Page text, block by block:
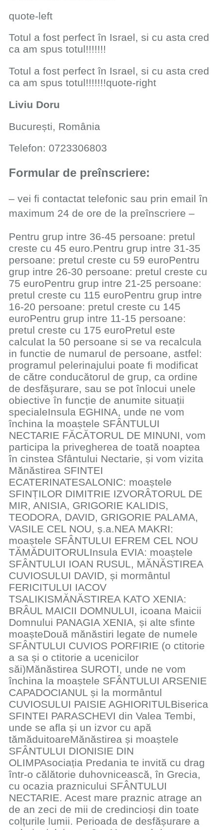
quote-left
​Totul a fost perfect în Israel, si cu asta cred
ca am spus totul!!!!!!!
Totul a fost perfect în Israel, si cu asta cred
ca am spus totul!!!!!!!quote-right
​Liviu Doru
​București, România
​Telefon: 0723306803
​Formular de preînscriere:
– vei fi contactat telefonic sau prin email în
maximum 24 de ore de la preînscriere –
Pentru grup intre 36-45 persoane: pretul
creste cu 45 euro.Pentru grup intre 31-35
persoane: pretul creste cu 59 euroPentru
grup intre 26-30 persoane: pretul creste cu
75 euroPentru grup intre 21-25 persoane:
pretul creste cu 115 euroPentru grup intre
16-20 persoane: pretul creste cu 145
euroPentru grup intre 11-15 persoane:
pretul creste cu 175 euroPretul este
calculat la 50 persoane si se va recalcula
in functie de numarul de persoane, astfel:​
programul pelerinajului poate fi modificat
de către conducătorul de grup, ca ordine
de desfăşurare, sau se pot înlocui unele
obiective în funcție de anumite situații
specialeInsula EGHINA, unde ne vom
închina la moaștele SFÂNTULUI
NECTARIE FĂCĂTORUL DE MINUNI, vom
participa la privegherea de toată noaptea
în cinstea Sfântului Nectarie, și vom vizita
Mănăstirea SFINTEI
ECATERINATESALONIC: moaștele
SFINȚILOR DIMITRIE IZVORÂTORUL DE
MIR, ANISIA, GRIGORIE KALIDIS,
TEODORA, DAVID, GRIGORIE PALAMA,
VASILE CEL NOU, ș.a.NEA MAKRI:
moaștele SFÂNTULUI EFREM CEL NOU
TĂMĂDUITORULInsula EVIA: moaștele
SFÂNTULUI IOAN RUSUL, MĂNĂSTIREA
CUVIOSULUI DAVID, și mormântul
FERICITULUI IACOV
TSALIKISMĂNĂSTIREA KATO XENIA:
BRÂUL MAICII DOMNULUI, icoana Maicii
Domnului PANAGIA XENIA, și alte sfinte
moașteDouă mănăstiri legate de numele
SFÂNTULUI CUVIOS PORFIRIE (o ctitorie
a sa și o ctitorie a ucenicilor
săi)Mănăstirea SUROTI, unde ne vom
închina la moaștele SFÂNTULUI ARSENIE
CAPADOCIANUL și la mormântul
CUVIOSULUI PAISIE AGHIORITULBiserica
SFINTEI PARASCHEVI din Valea Tembi,
unde se afla și un izvor cu apă
tămăduitoareMănăstirea și moaștele
SFÂNTULUI DIONISIE DIN
OLIMPAsociația Predania te invită cu drag
într-o călătorie duhovnicească, în Grecia,
cu ocazia praznicului SFÂNTULUI
NECTARIE. Acest mare praznic atrage an
de an zeci de mii de credincioși din toate
colțurile lumii. Perioada de desfășurare a